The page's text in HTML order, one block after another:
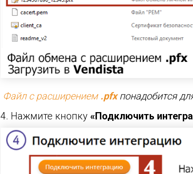
Файл с расширением .pfx понадобится
4. Нажмите кнопку «Подключить